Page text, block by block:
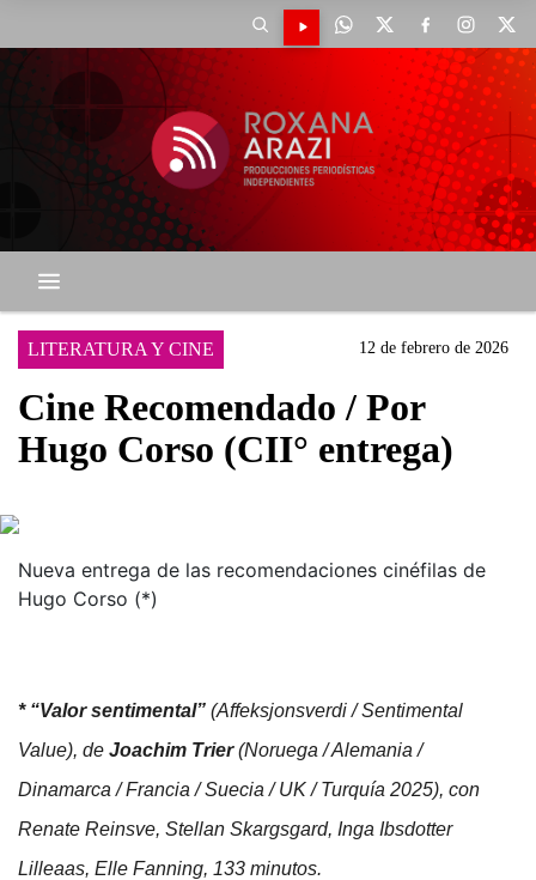
LITERATURA Y CINE 12 de febrero de 2026
Cine Recomendado / Por
Hugo Corso (CII° entrega)
Nueva entrega de las recomendaciones cinéfilas de
Hugo Corso (*)
* “Valor sentimental” (Affeksjonsverdi / Sentimental
Value), de Joachim Trier(Noruega / Alemania /
Dinamarca / Francia / Suecia / UK / Turquía 2025), con
Renate Reinsve, Stellan Skargsgard, Inga Ibsdotter
Lilleaas, Elle Fanning, 133 minutos.